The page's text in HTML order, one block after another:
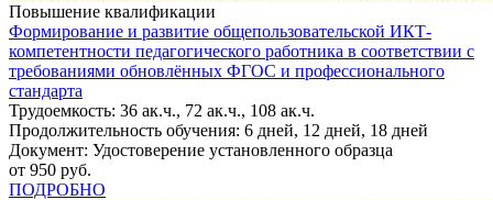
Повышение квалификации
Формирование и развитие общепользовательской ИКТ-
компетентности педагогического работника в соответствии с
требованиями обновлённых ФГОС и профессионального
стандарта
Трудоемкость: 36 ак.ч., 72 ак.ч., 108 ак.ч.
Продолжительность обучения: 6 дней, 12 дней, 18 дней
Документ: Удостоверение установленного образца
от 950 руб.
ПОДРОБНО